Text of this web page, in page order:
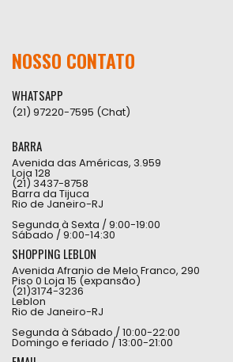
NOSSO CONTATO
WHATSAPP
(21) 97220-7595 (Chat)
BARRA
Avenida das Américas, 3.959
Loja 128
(21) 3437-8758
Barra da Tijuca
Rio de Janeiro-RJ
Segunda à Sexta / 9:00-19:00
Sábado / 9:00-14:30
SHOPPING LEBLON
Avenida Afranio de Melo Franco, 290
Piso 0 Loja 15 (expansão)
(21)3174-3236
Leblon
Rio de Janeiro-RJ
Segunda à Sábado / 10:00-22:00
Domingo e feriado / 13:00-21:00